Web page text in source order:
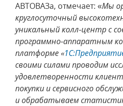
АВТОВАЗа, отмечает: «Мы
круглосуточный
уникальный колл-центр с
программно-аппаратным
платформе «
своими силами проводим
удовлетворенности
покупки и сервисного
и обрабатываем